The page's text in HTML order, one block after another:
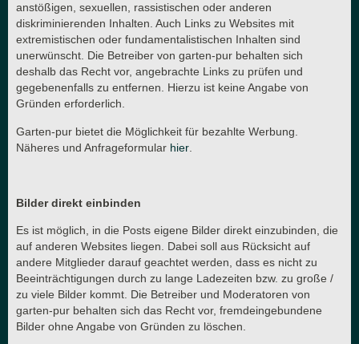
anstößigen, sexuellen, rassistischen oder anderen
diskriminierenden Inhalten. Auch Links zu Websites mit
extremistischen oder fundamentalistischen Inhalten sind
unerwünscht. Die Betreiber von garten-pur behalten sich
deshalb das Recht vor, angebrachte Links zu prüfen und
gegebenenfalls zu entfernen. Hierzu ist keine Angabe von
Gründen erforderlich.
Garten-pur bietet die Möglichkeit für bezahlte Werbung.
Näheres und Anfrageformular hier
Bilder direkt einbinden
Es ist möglich, in die Posts eigene Bilder direkt einzubinden, die
auf anderen Websites liegen. Dabei soll aus Rücksicht auf
andere Mitglieder darauf geachtet werden, dass es nicht zu
Beeinträchtigungen durch zu lange Ladezeiten bzw. zu große /
zu viele Bilder kommt. Die Betreiber und Moderatoren von
garten-pur behalten sich das Recht vor, fremdeingebundene
Bilder ohne Angabe von Gründen zu löschen.